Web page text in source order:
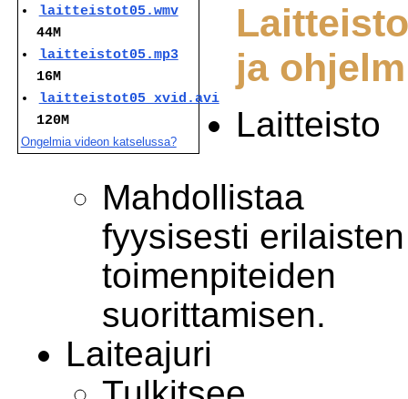
laitteistot05.wmv
44M
laitteistot05.mp3
16M
laitteistot05_xvid.avi
120M
Ongelmia videon katselussa?
ja
Laitteisto
Mahdollistaa
fyysisesti erilaisten
toimenpiteiden
suorittamisen.
Laiteajuri